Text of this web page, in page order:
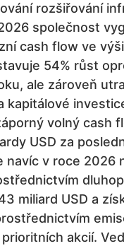
rozšiřování
společnost
cash flow ve
54% růst
ale zároveň
kapitálové
volný cash
USD za
navíc v roce 2026
miliard USD a
akcií.